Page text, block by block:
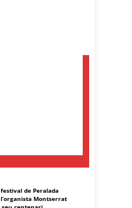
de Peralada
Montserrat